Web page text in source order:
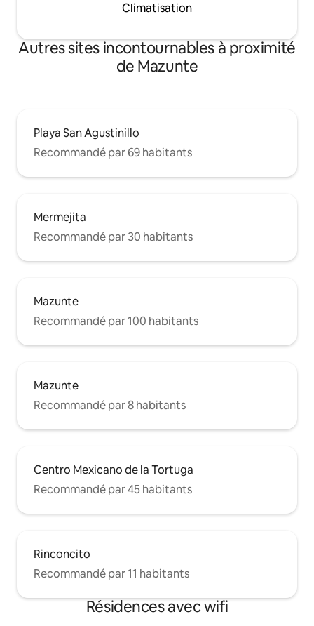
Climatisation
Autres sites incontournables à proximité
de Mazunte
Playa San Agustinillo
Recommandé par 69 habitants
Mermejita
Recommandé par 30 habitants
Mazunte
Recommandé par 100 habitants
Mazunte
Recommandé par 8 habitants
Centro Mexicano de la Tortuga
Recommandé par 45 habitants
Rinconcito
Recommandé par 11 habitants
Résidences avec wifi